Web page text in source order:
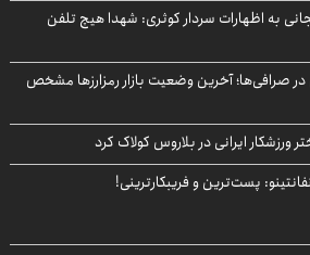
به اظهارات سردار کوثری: شهدا هیچ تلفن
دیجیتال در صرافی‌ها؛ آخرین وضعیت بازار رمزارزها مشخص
ورزشکار ایرانی در بلاروس کولاک کرد
پست‌ترین و فریبکارترینی!